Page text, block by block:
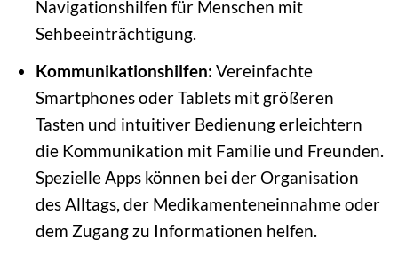
Navigationshilfen für Menschen mit
Sehbeeinträchtigung.
Kommunikationshilfen: Vereinfachte
Smartphones oder Tablets mit größeren
Tasten und intuitiver Bedienung erleichtern
die Kommunikation mit Familie und Freunden.
Spezielle Apps können bei der Organisation
des Alltags, der Medikamenteneinnahme oder
dem Zugang zu Informationen helfen.